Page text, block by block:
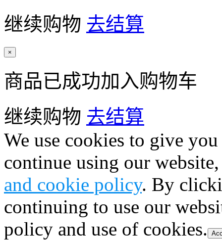
继续购物 去结算
×
商品已成功加入购物车
继续购物 去结算
We use cookies to give
continue using our
and cookie policy. By
continuing to use our
policy and use of cookies.